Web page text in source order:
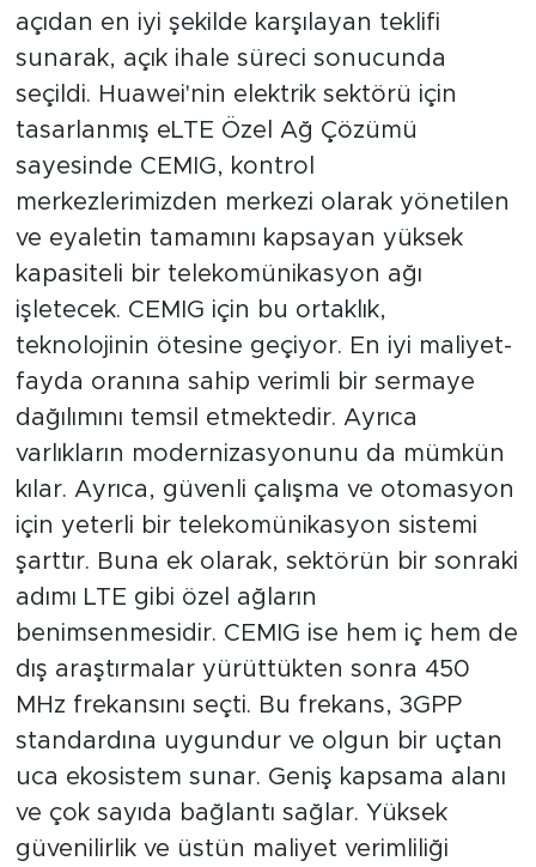
açıdan en iyi şekilde karşılayan teklifi
sunarak, açık ihale süreci sonucunda
seçildi. Huawei'nin elektrik sektörü için
tasarlanmış eLTE Özel Ağ Çözümü
sayesinde CEMIG, kontrol
merkezlerimizden merkezi olarak yönetilen
ve eyaletin tamamını kapsayan yüksek
kapasiteli bir telekomünikasyon ağı
işletecek. CEMIG için bu ortaklık,
teknolojinin ötesine geçiyor. En iyi maliyet-
fayda oranına sahip verimli bir sermaye
dağılımını temsil etmektedir. Ayrıca
varlıkların modernizasyonunu da mümkün
kılar. Ayrıca, güvenli çalışma ve otomasyon
için yeterli bir telekomünikasyon sistemi
şarttır. Buna ek olarak, sektörün bir sonraki
adımı LTE gibi özel ağların
benimsenmesidir. CEMIG ise hem iç hem de
dış araştırmalar yürüttükten sonra 450
MHz frekansını seçti. Bu frekans, 3GPP
standardına uygundur ve olgun bir uçtan
uca ekosistem sunar. Geniş kapsama alanı
ve çok sayıda bağlantı sağlar. Yüksek
güvenilirlik ve üstün maliyet verimliliği